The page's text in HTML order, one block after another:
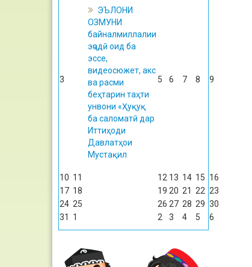
3
ЭЪЛОНИ
ОЗМУНИ
байналмиллалии
эҷодӣ оид ба
эссе,
видеосюжет, акс
ва расми
беҳтарин таҳти
унвони «Ҳуқуқ
ба саломатӣ дар
Иттиҳоди
Давлатҳои
Мустақил
5 6 7 8 9
10 11 12 13 14 15 16
17 18 19 20 21 22 23
24 25 26 27 28 29 30
31
1 2 3 4 5 6